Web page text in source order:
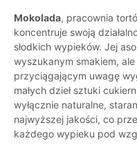
Mokolada, pracownia
koncentruje swoją
słodkich wypieków. Jej
wyszukanym smakiem,
przyciągającym uwagę
małych dzieł sztuki
wyłącznie naturalne,
najwyższej jakości, co
każdego wypieku pod